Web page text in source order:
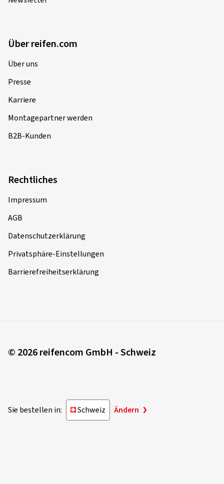
Über reifen.com
Über uns
Presse
Karriere
Montagepartner werden
B2B-Kunden
Rechtliches
Impressum
AGB
Datenschutzerklärung
Privatsphäre-Einstellungen
Barrierefreiheitserklärung
© 2026 reifencom GmbH - Schweiz
Sie bestellen in: Schweiz Ändern